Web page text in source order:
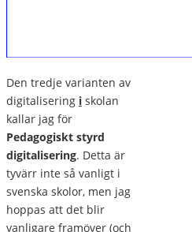
Den tredje varianten av
digitalisering i skolan
kallar jag för
Pedagogiskt styrd
digitalisering. Detta är
tyvärr inte så vanligt i
svenska skolor, men jag
hoppas att det blir
vanligare framöver (och